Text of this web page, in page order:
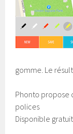
gomme. Le
Phonto propose
polices
Disponible